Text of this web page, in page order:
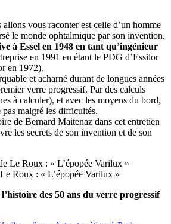
vous raconter est celle d’un homme
le monde ophtalmique par son invention.
à Essel en 1948 en tant qu’ingénieur
en 1991 en étant le PDG d’Essilor
en 1972).
et acharné durant de longues années
verre progressif. Par des calculs
à calculer), et avec les moyens du bord,
pas malgré les difficultés.
de Bernard Maitenaz dans cet entretien
les secrets de son invention et de son
Roux : « L’épopée Varilux »
l’histoire des 50 ans du verre progressif